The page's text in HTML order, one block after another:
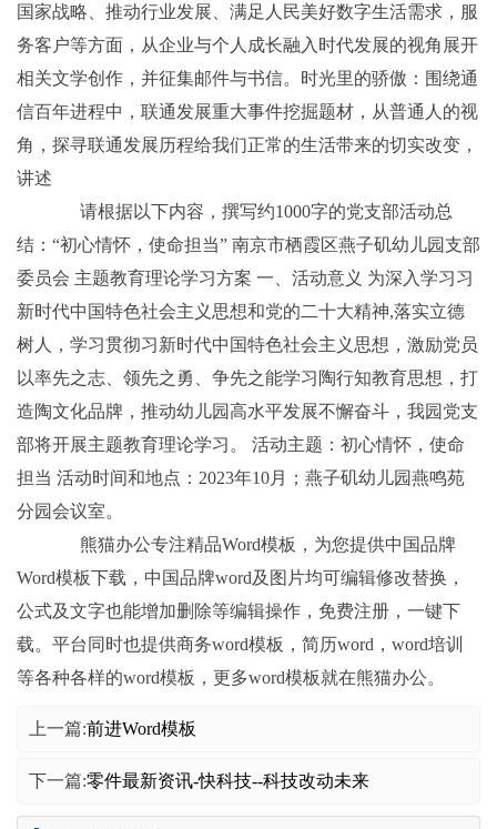
国家战略、推动行业发展、满足人民美好数字生活需求，服
务客户等方面，从企业与个人成长融入时代发展的视角展开
相关文学创作，并征集邮件与书信。时光里的骄傲：围绕通
信百年进程中，联通发展重大事件挖掘题材，从普通人的视
角，探寻联通发展历程给我们正常的生活带来的切实改变，
讲述
请根据以下内容，撰写约1000字的党支部活动总
结：“初心情怀，使命担当” 南京市栖霞区燕子矶幼儿园支部
委员会 主题教育理论学习方案 一、活动意义 为深入学习习
新时代中国特色社会主义思想和党的二十大精神,落实立德
树人，学习贯彻习新时代中国特色社会主义思想，激励党员
以率先之志、领先之勇、争先之能学习陶行知教育思想，打
造陶文化品牌，推动幼儿园高水平发展不懈奋斗，我园党支
部将开展主题教育理论学习。 活动主题：初心情怀，使命
担当 活动时间和地点：2023年10月；燕子矶幼儿园燕鸣苑
分园会议室。
熊猫办公专注精品Word模板，为您提供中国品牌
Word模板下载，中国品牌word及图片均可编辑修改替换，
公式及文字也能增加删除等编辑操作，免费注册，一键下
载。平台同时也提供商务word模板，简历word，word培训
等各种各样的word模板，更多word模板就在熊猫办公。
上一篇:前进Word模板
下一篇:零件最新资讯-快科技--科技改动未来